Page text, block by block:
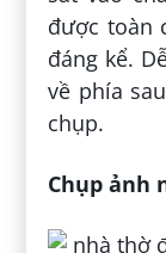
được toàn
đáng kể.
về phía
chụp.
Chụp ảnh